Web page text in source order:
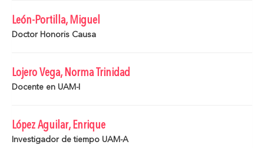
León-Portilla, Miguel
Doctor Honoris Causa
Lojero Vega, Norma Trinidad
Docente en UAM-I
López Aguilar, Enrique
Investigador de tiempo UAM-A